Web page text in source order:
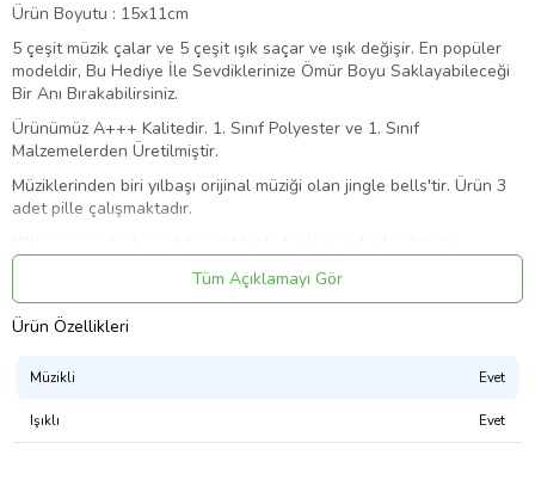
Ürün Boyutu : 15x11cm
5 çeşit müzik çalar ve 5 çeşit ışık saçar ve ışık değişir. En popüler
modeldir, Bu Hediye İle Sevdiklerinize Ömür Boyu Saklayabileceği
Bir Anı Bırakabilirsiniz.
Ürünümüz A+++ Kalitedir. 1. Sınıf Polyester ve 1. Sınıf
Malzemelerden Üretilmiştir.
Müziklerinden biri yılbaşı orijinal müziği olan jingle bells'tir. Ürün 3
adet pille çalışmaktadır.
Ayrıca Korunaklı kutusu ve Havalı Poşete Koyularak Gönderilir.
Sevdiklerinize özel hissettirecek ve her zaman baktığında sizi
Nostaljik kar küresi her zaman özel ve güzel bir hediye
herkesi hayran bırakacak her zaman popüler ve özel duran çok hoş
bir üründür. Ürünün altındaki açma düğmesine bastığınızda ışıklar
Tüm Açıklamayı Gör
Ürün Özellikleri
Müzikli Evet
Işıklı Evet